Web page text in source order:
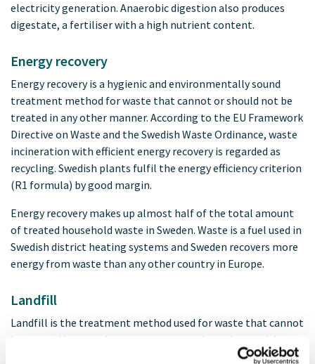
electricity generation. Anaerobic digestion also produces
digestate, a fertiliser with a high nutrient content.
Energy recovery
Energy recovery is a hygienic and environmentally sound
treatment method for waste that cannot or should not be
treated in any other manner. According to the EU Framework
Directive on Waste and the Swedish Waste Ordinance, waste
incineration with efficient energy recovery is regarded as
recycling. Swedish plants fulfil the energy efficiency criterion
(R1 formula) by good margin.
Energy recovery makes up almost half of the total amount
of treated household waste in Sweden. Waste is a fuel used in
Swedish district heating systems and Sweden recovers more
energy from waste than any other country in Europe.
Landfill
Landfill is the treatment method used for waste that cannot
be treated in any other way, e.g contaminated materials.
Less than one percent of household waste in Sweden is sent